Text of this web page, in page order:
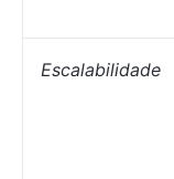
Escalabilidade